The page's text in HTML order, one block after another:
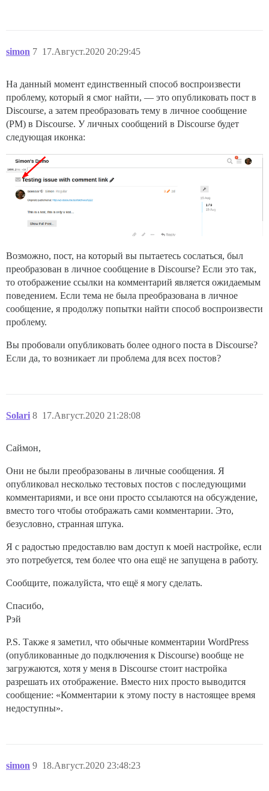
simon 17.Август.2020 20:29:45
7
На данный момент единственный способ воспроизвести
проблему, который я смог найти, — это опубликовать пост в
Discourse, а затем преобразовать тему в личное сообщение
(PM) в Discourse. У личных сообщений в Discourse будет
следующая иконка:
Возможно, пост, на который вы пытаетесь сослаться, был
преобразован в личное сообщение в Discourse? Если это так,
то отображение ссылки на комментарий является ожидаемым
поведением. Если тема не была преобразована в личное
сообщение, я продолжу попытки найти способ воспроизвести
проблему.
Вы пробовали опубликовать более одного поста в Discourse?
Если да, то возникает ли проблема для всех постов?
Solari 17.Август.2020 21:28:08
8
Саймон,
Они не были преобразованы в личные сообщения. Я
опубликовал несколько тестовых постов с последующими
комментариями, и все они просто ссылаются на обсуждение,
вместо того чтобы отображать сами комментарии. Это,
безусловно, странная штука.
Я с радостью предоставлю вам доступ к моей настройке, если
это потребуется, тем более что она ещё не запущена в работу.
Сообщите, пожалуйста, что ещё я могу сделать.
Спасибо,
Рэй
P.S. Также я заметил, что обычные комментарии WordPress
(опубликованные до подключения к Discourse) вообще не
загружаются, хотя у меня в Discourse стоит настройка
разрешать их отображение. Вместо них просто выводится
сообщение: «Комментарии к этому посту в настоящее время
недоступны».
simon 18.Август.2020 23:48:23
9